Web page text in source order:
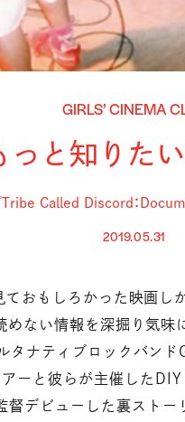
GIRLS’ CINEMA
っと知りたい
Tribe Called Discord：
2019.05.31
ておもしろかった映画し
ない情報を深掘り気味
タナティブロックバンド
ーと彼らが主催した
督デビューした裏ストー